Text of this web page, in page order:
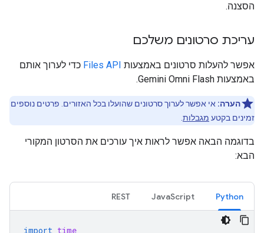
הסצנה.
עריכת סרטונים משלכם
אפשר להעלות סרטונים באמצעות Files API כדי לערוך אותם
באמצעות Gemini Omni Flash.
הערה: אי אפשר לערוך סרטונים שהועלו בכל האזורים. פרטים נוספים
זמינים בקטע מגבלות
בדוגמה הבאה אפשר לראות איך עורכים את הסרטון המקורי
הבא:
Python
JavaScript
REST
import time